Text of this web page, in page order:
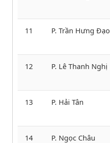
11 P. Trần Hưng Đạo
12 P. Lê Thanh Nghị
13 P. Hải Tân
14 P. Ngọc Châu